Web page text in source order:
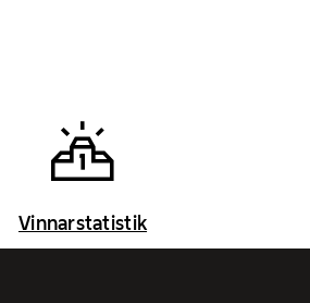
Vinnarstatistik